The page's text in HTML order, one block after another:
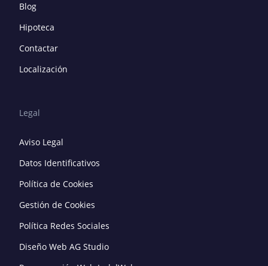
Blog
Hipoteca
Contactar
Localización
Legal
Aviso Legal
Datos Identificativos
Política de Cookies
Gestión de Cookies
Política Redes Sociales
Diseño Web AG Studio